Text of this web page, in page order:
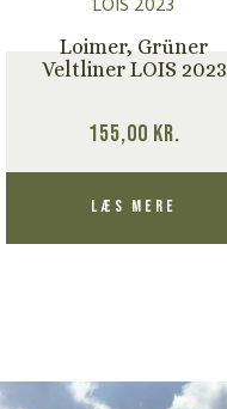
Loimer, Grüner
Veltliner LOIS 2023
155,00 kr.
Læs mere